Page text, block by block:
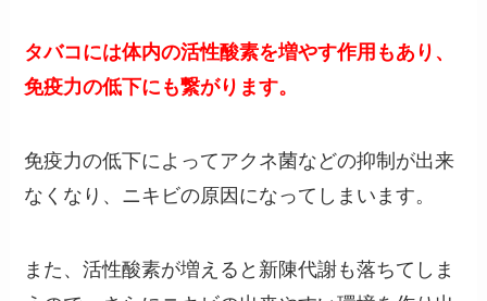
タバコには体内の活性酸素を増やす作用もあり、
免疫力の低下にも繋がります。
免疫力の低下によってアクネ菌などの抑制が出来
なくなり、ニキビの原因になってしまいます。
また、活性酸素が増えると新陳代謝も落ちてしま